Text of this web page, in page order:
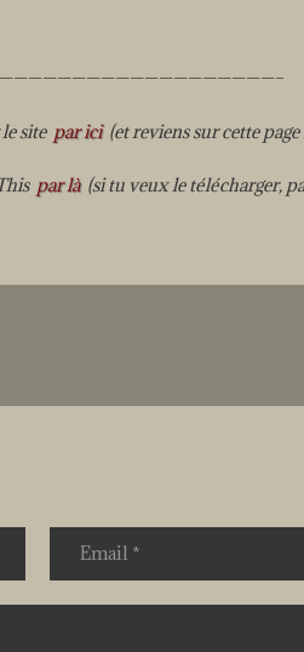
site par ici (et reviens sur cette
par là (si tu veux le télécharger,